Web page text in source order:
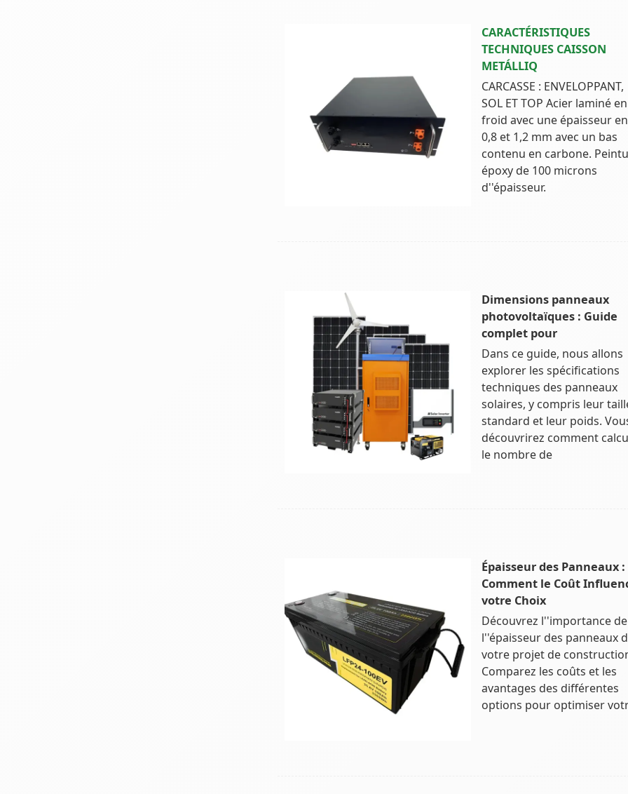
CARACTÉRISTIQUES
TECHNIQUES CAISSON
METÁLLIQ
CARCASSE : ENVELOPPANT,
SOL ET TOP Acier laminé en
froid avec une épaisseur
0,8 et 1,2 mm avec un bas
contenu en carbone.
époxy de 100 microns
d''épaisseur.
Dimensions panneaux
photovoltaïques : Guide
complet pour
Dans ce guide, nous allons
explorer les spécifications
techniques des panneaux
solaires, y compris leur
standard et leur poids.
découvrirez comment
le nombre de
Épaisseur des Panneaux :
Comment le Coût
votre Choix
Découvrez l''importance de
l''épaisseur des panneaux
votre projet de
Comparez les coûts et les
avantages des différentes
options pour optimiser